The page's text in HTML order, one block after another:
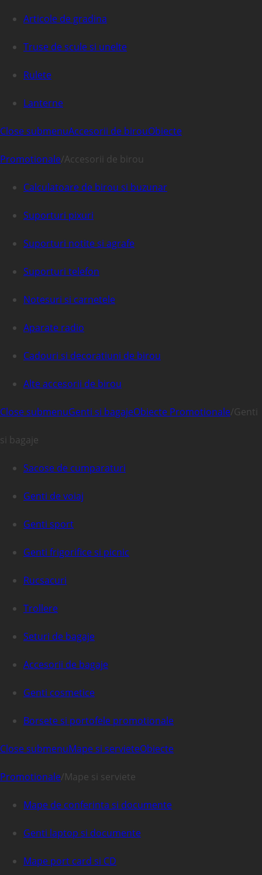
Articole de gradina
Truse de scule si unelte
Rulete
Lanterne
Close submenuAccesorii de birouObiecte
Promotionale/Accesorii de birou
Calculatoare de birou si buzunar
Suporturi pixuri
Suporturi notite si agrafe
Suporturi telefon
Notesuri si carnetele
Aparate radio
Cadouri si decoratiuni de birou
Alte accesorii de birou
Close submenuGenti si bagajeObiecte Promotionale/Genti
si bagaje
Sacose de cumparaturi
Genti de voiaj
Genti sport
Genti frigorifice si picnic
Rucsacuri
Trollere
Seturi de bagaje
Accesorii de bagaje
Genti cosmetice
Borsete si portofele promotionale
Close submenuMape si servieteObiecte
Promotionale/Mape si serviete
Mape de conferinta si documente
Genti laptop si documente
Mape port card si CD